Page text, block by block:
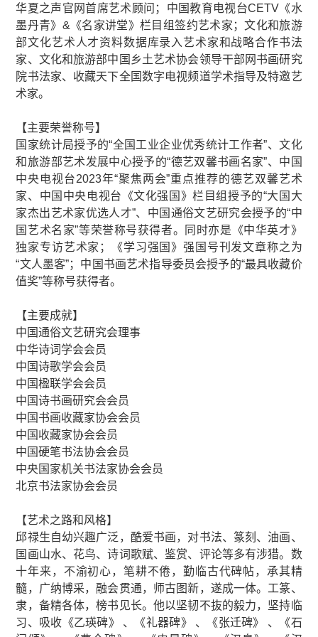
华夏之声官网首席艺术顾问；中国教育电视台CETV《水
墨丹青》&《名家讲堂》栏目组签约艺术家；文化和旅游
部文化艺术人才资料数据库录入艺术家和战略合作书法
家、文化和旅游部中国乡土艺术协会领导干部网书画研究
院书法家、收藏天下全国数字电视频道学术指导及特邀艺
术家。
【主要荣誉称号】
国家统计局授予的“全国工业企业优秀统计工作者”、文化
和旅游部艺术发展中心授予的“德艺双馨书画名家”、中国
中央电视台2023年“聚焦两会”重点推荐的德艺双馨艺术
家、中国中央电视台《文化强国》栏目组授予的“大国大
家杰出艺术家优选人才”、中国通俗文艺研究会授予的“中
国艺术名家”等荣誉称号获得者。同时亦是《中华英才》
独家专访艺术家；《学习强国》强国号刊发文章称之为
“文人墨客”；中国书画艺术指导委员会授予的“最具收藏价
值奖”等称号获得者。
【主要成就】
中国通俗文艺研究会理事
中华诗词学会会员
中国诗歌学会会员
中国楹联学会会员
中国诗书画研究会会员
中国书画收藏家协会会员
中国收藏家协会会员
中国硬笔书法协会会员
中央国家机关书法家协会会员
北京书法家协会会员
【艺术之路和风格】
邱禄生自幼兴趣广泛，酷爱书画，对书法、篆刻、油画、
国画山水、花鸟、诗词歌赋、鉴赏、评论等多有涉猎。数
十年来，不渝初心，笔耕不倦，勤临古代碑帖，承其精
髓，广纳博采，融会贯通，师古图新，遂成一体。工篆、
隶，备精各体，榜书见长。他以坚韧不抜的毅力，坚持临
习、吸收《乙瑛碑》 、《礼器碑》 、《张迁碑》 、《石